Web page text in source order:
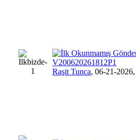
V200620261812P1
Raşit Tunca, 06-21-